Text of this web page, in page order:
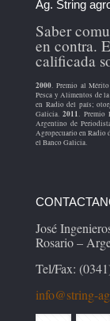
Ag. String
Saber
en contra.
calificada
2000. Premio al
Pesca y Alimentos de
en Radio del país;
Galicia.2011. Premio
Argentino de
Agropecuario en Radio
el Banco Galicia.
José
Rosario –
Tel/Fax:
info@string-